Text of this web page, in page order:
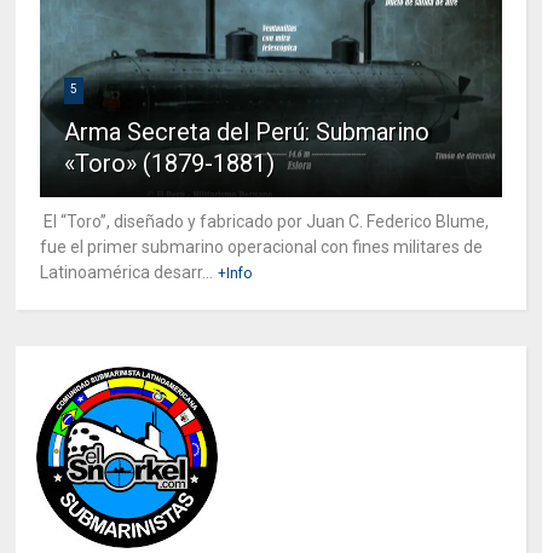
5
Arma Secreta del Perú: Submarino
«Toro» (1879-1881)
El “Toro”, diseñado y fabricado por Juan C. Federico Blume,
fue el primer submarino operacional con fines militares de
Latinoamérica desarr... +Info